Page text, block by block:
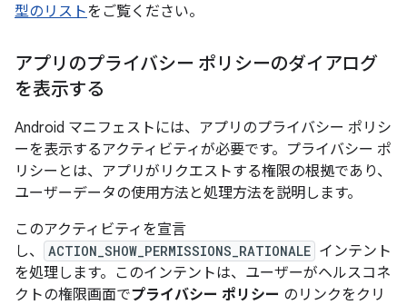
型のリストをご覧ください。
アプリのプライバシー ポリシーのダイアログ
を表示する
Android マニフェストには、アプリのプライバシー ポリシ
ーを表示するアクティビティが必要です。プライバシー ポ
リシーとは、アプリがリクエストする権限の根拠であり、
ユーザーデータの使用方法と処理方法を説明します。
このアクティビティを宣言
し、
ACTION_SHOW_PERMISSIONS_RATIONALE インテント
を処理します。このインテントは、ユーザーがヘルスコネ
クトの権限画面でプライバシー ポリシー のリンクをクリ